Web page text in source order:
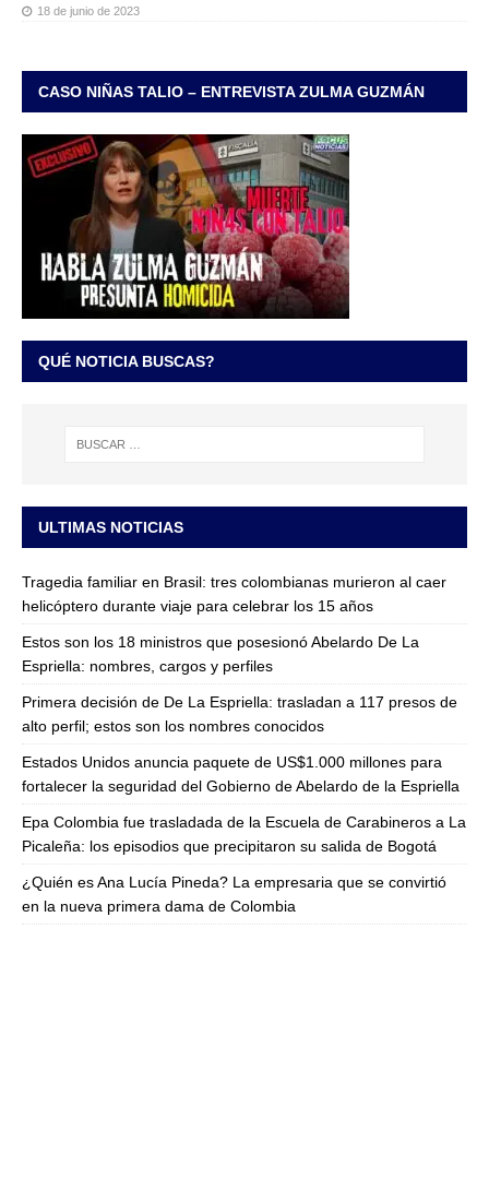
18 de junio de 2023
CASO NIÑAS TALIO – ENTREVISTA ZULMA GUZMÁN
QUÉ NOTICIA BUSCAS?
ULTIMAS NOTICIAS
Tragedia familiar en Brasil: tres colombianas murieron al caer
helicóptero durante viaje para celebrar los 15 años
Estos son los 18 ministros que posesionó Abelardo De La
Espriella: nombres, cargos y perfiles
Primera decisión de De La Espriella: trasladan a 117 presos de
alto perfil; estos son los nombres conocidos
Estados Unidos anuncia paquete de US$1.000 millones para
fortalecer la seguridad del Gobierno de Abelardo de la Espriella
Epa Colombia fue trasladada de la Escuela de Carabineros a La
Picaleña: los episodios que precipitaron su salida de Bogotá
¿Quién es Ana Lucía Pineda? La empresaria que se convirtió
en la nueva primera dama de Colombia